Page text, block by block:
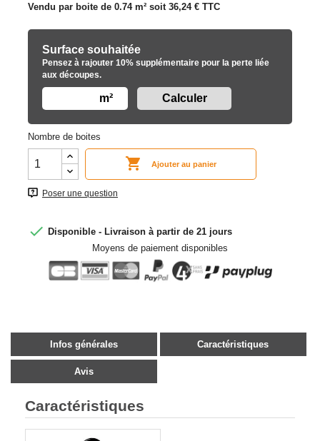
Vendu par boite de 0.74 m² soit 36,24 € TTC
Surface souhaitée
Pensez à rajouter 10% supplémentaire pour la perte liée
aux découpes.
m²
Nombre de boites
 Ajouter au panier
Poser une question
 Disponible - Livraison à partir de 21 jours
Moyens de paiement disponibles
Infos générales Caractéristiques
Avis
Caractéristiques